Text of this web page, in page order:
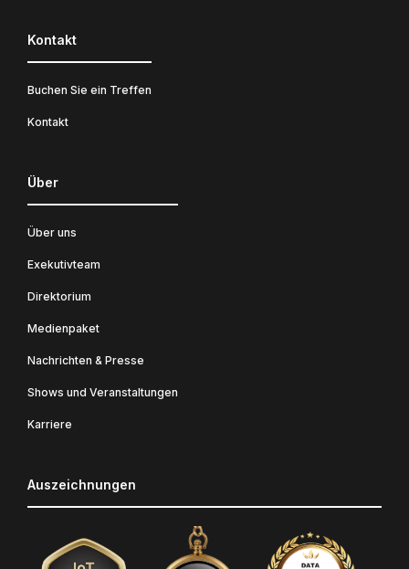
Kontakt
Buchen Sie ein Treffen
Kontakt
Über
Über uns
Exekutivteam
Direktorium
Medienpaket
Nachrichten & Presse
Shows und Veranstaltungen
Karriere
Auszeichnungen